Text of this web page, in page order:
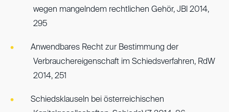
wegen mangelndem rechtlichen Gehör, JBl 2014,
295
Anwendbares Recht zur Bestimmung der
Verbrauchereigenschaft im Schiedsverfahren, RdW
2014, 251
Schiedsklauseln bei österreichischen